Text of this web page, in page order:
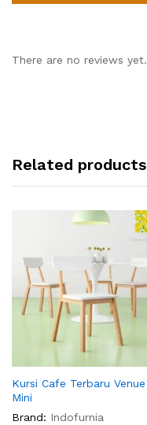
There are no reviews yet.
Related products
Kursi Cafe Terbaru Venue
Mini
Brand: Indofurnia